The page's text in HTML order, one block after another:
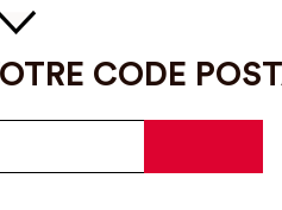
CODE